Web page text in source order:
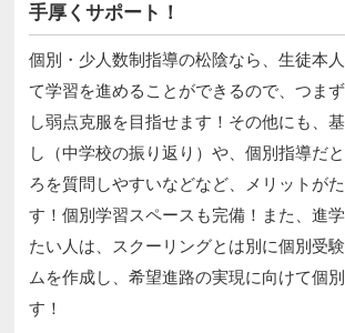
手厚くサポート！
個別・少人数制指導の松陰なら、生徒本
て学習を進めることができるので、つま
し弱点克服を目指せます！その他にも、
し（中学校の振り返り）や、個別指導だ
ろを質問しやすいなどなど、メリットが
す！個別学習スペースも完備！また、進
たい人は、スクーリングとは別に個別受
ムを作成し、希望進路の実現に向けて個
す！